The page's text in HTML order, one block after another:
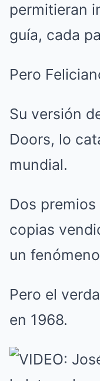
permitieran
guía, cada
Pero
Su versión
Doors, lo
mundial.
Dos
copias
un
Pero el
en 1968.